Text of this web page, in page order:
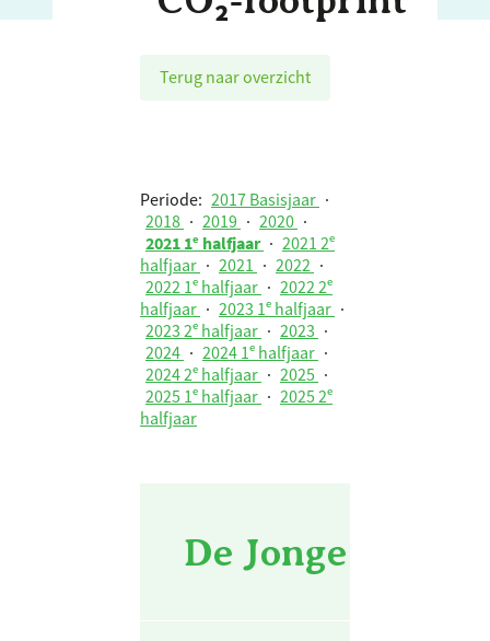
Terug naar overzicht
Periode: 2017 Basisjaar ·
2018 · 2019 · 2020 ·
2021 1ᵉ halfjaar · 2021 2ᵉ
halfjaar · 2021 · 2022 ·
2022 1ᵉ halfjaar · 2022 2ᵉ
halfjaar · 2023 1ᵉ halfjaar ·
2023 2ᵉ halfjaar · 2023 ·
2024 · 2024 1ᵉ halfjaar ·
2024 2ᵉ halfjaar · 2025 ·
2025 1ᵉ halfjaar · 2025 2ᵉ
halfjaar
De Jonge